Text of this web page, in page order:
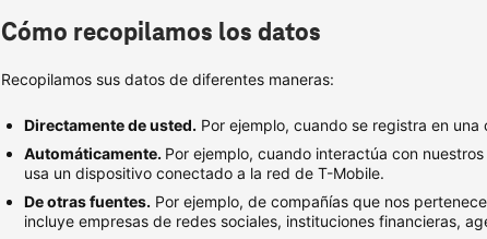
Cómo recopilamos los datos
Recopilamos sus datos de diferentes maneras:
Directamente de usted. Por ejemplo, cuando se registra en
Automáticamente. Por ejemplo, cuando interactúa con
usa un dispositivo conectado a la red de T-Mobile.
De otras fuentes. Por ejemplo, de compañías que nos
incluye empresas de redes sociales, instituciones financieras,